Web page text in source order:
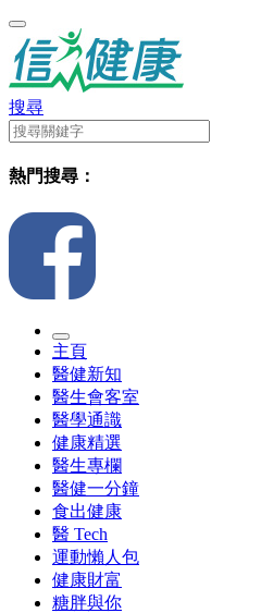
搜尋
熱門搜尋：
主頁
醫健新知
醫生會客室
醫學通識
健康精選
醫生專欄
醫健一分鐘
食出健康
醫 Tech
運動懶人包
健康財富
糖胖與你